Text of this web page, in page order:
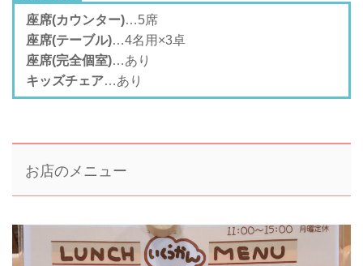
座席(カウンター)…5席
座席(テーブル)…4名用×3卓
座席(完全個室)…あり
キッズチェア…あり
お店のメニュー